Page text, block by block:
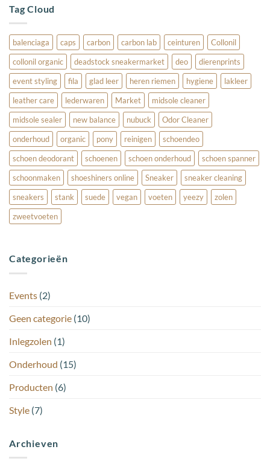
Tag Cloud
balenciaga caps carbon carbon lab ceinturen
Collonil
collonil organic
deadstock sneakermarket deo
dierenprints
event styling
fila glad leer heren riemen hygiene
lakleer
leather care
lederwaren Market
midsole cleaner
midsole sealer
new balance nubuck
Odor Cleaner
onderhoud
organic pony reinigen
schoendeo
schoen deodorant
schoenen schoen onderhoud
schoen spanner
schoonmaken
shoeshiners online Sneaker
sneaker cleaning
sneakers
stank suede vegan voeten yeezy
zolen
zweetvoeten
Categorieën
Events (2)
Geen categorie (10)
Inlegzolen (1)
Onderhoud (15)
Producten (6)
Style (7)
Archieven